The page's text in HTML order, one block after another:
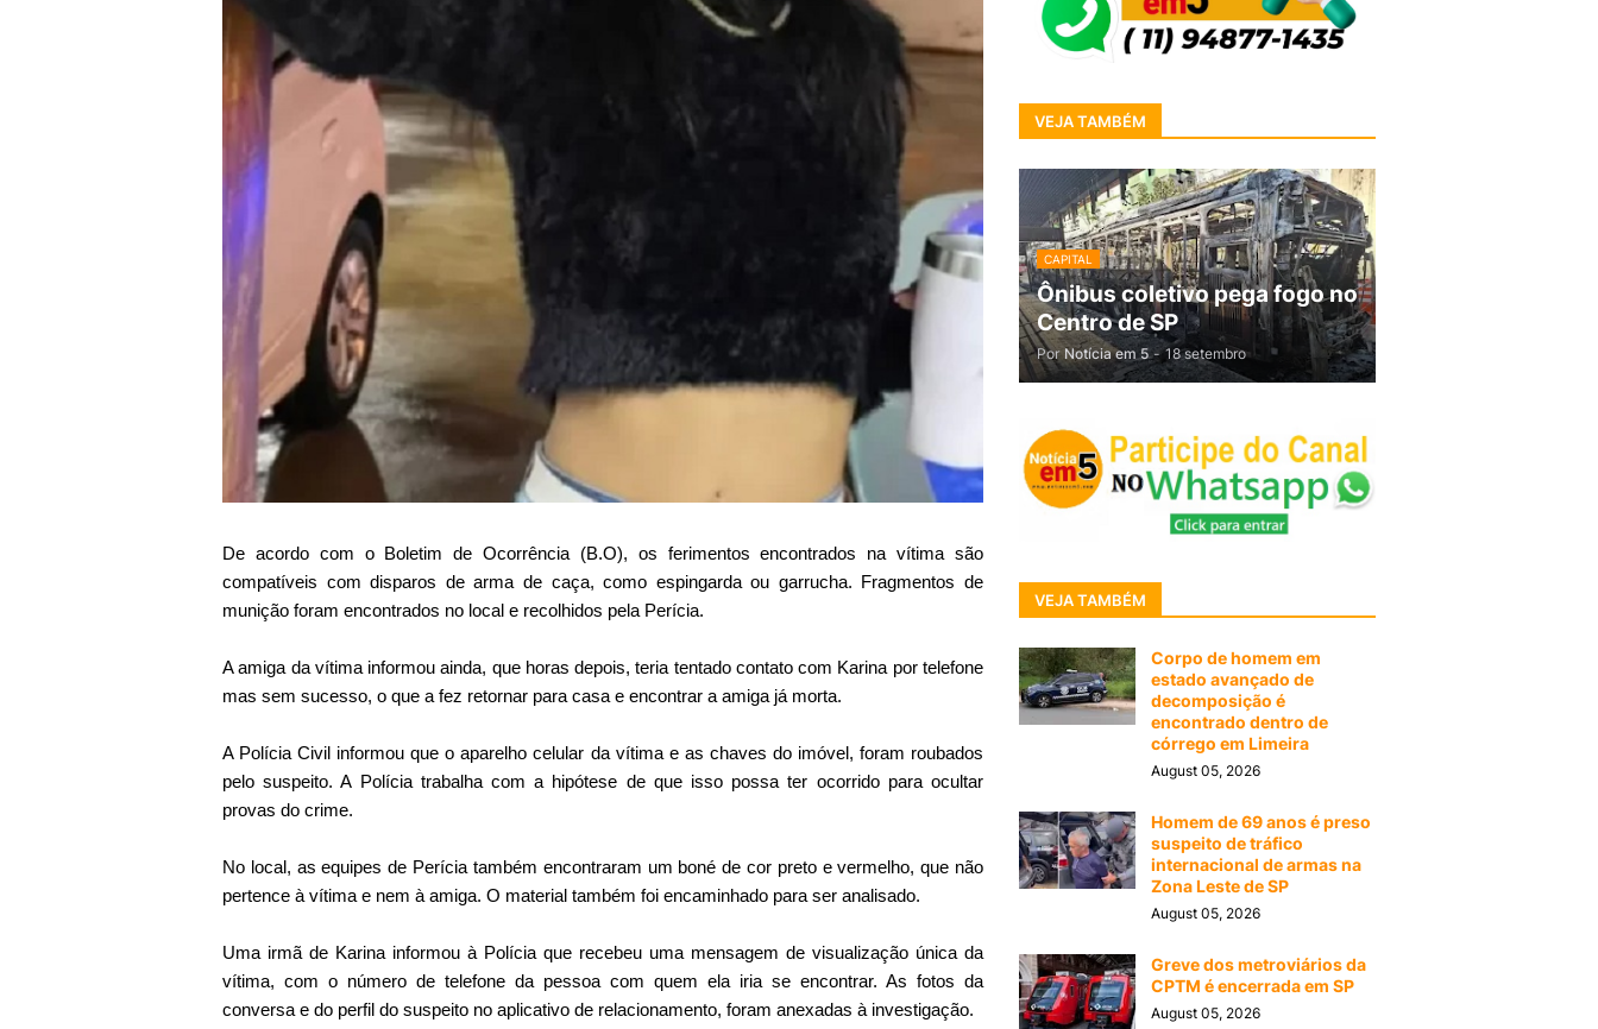
De acordo com o Boletim de Ocorrência (B.O), os ferimentos encontrados na vítima são
compatíveis com disparos de arma de caça, como espingarda ou garrucha. Fragmentos de
munição foram encontrados no local e recolhidos pela Perícia.
A amiga da vítima informou ainda, que horas depois, teria tentado contato com Karina por telefone
mas sem sucesso, o que a fez retornar para casa e encontrar a amiga já morta.
A Polícia Civil informou que o aparelho celular da vítima e as chaves do imóvel, foram roubados
pelo suspeito. A Polícia trabalha com a hipótese de que isso possa ter ocorrido para ocultar
provas do crime.
No local, as equipes de Perícia também encontraram um boné de cor preto e vermelho, que não
pertence à vítima e nem à amiga. O material também foi encaminhado para ser analisado.
Uma irmã de Karina informou à Polícia que recebeu uma mensagem de visualização única da
vítima, com o número de telefone da pessoa com quem ela iria se encontrar. As fotos da
conversa e do perfil do suspeito no aplicativo de relacionamento, foram anexadas à investigação.
VEJA TAMBÉM
CAPITAL
Ônibus coletivo pega fogo no
Centro de SP
Por Notícia em 5 - 18 setembro
VEJA TAMBÉM
Corpo de homem em
estado avançado de
decomposição é
encontrado dentro de
córrego em Limeira
August 05, 2026
Homem de 69 anos é preso
suspeito de tráfico
internacional de armas na
Zona Leste de SP
August 05, 2026
Greve dos metroviários da
CPTM é encerrada em SP
August 05, 2026